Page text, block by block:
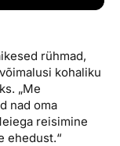
rühmad,
kohaliku
„Me
nad oma
reisimine
ehedust.“